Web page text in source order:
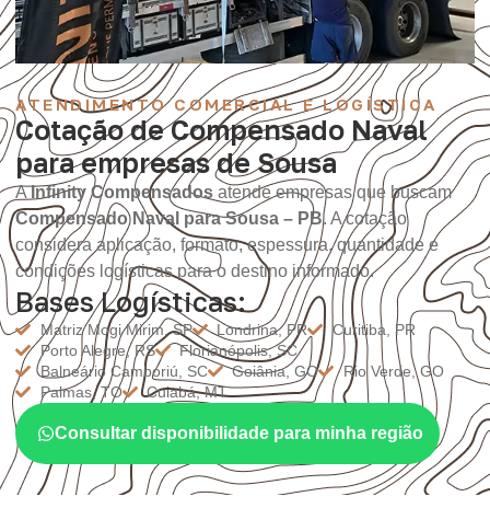
ATENDIMENTO COMERCIAL E LOGÍSTICA
Cotação de Compensado Naval
para empresas de Sousa
AInfinity Compensados atende empresas que buscam
Compensado Naval para Sousa – PB. A cotação
considera aplicação, formato, espessura, quantidade e
condições logísticas para o destino informado.
Bases Logísticas:
Matriz Mogi Mirim, SP Londrina, PR
Curitiba, PR
Porto Alegre, RS
Florianópolis, SC
Balneário Camboriú, SC
Goiânia, GO
Rio Verde, GO
Palmas, TO
Cuiabá, MT
Consultar disponibilidade para minha região